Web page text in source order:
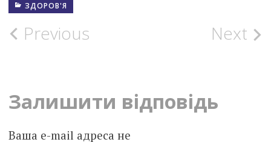
ЗДОРОВ'Я
Post
Previous Next
Залишити відповідь
Ваша e-mail адреса не